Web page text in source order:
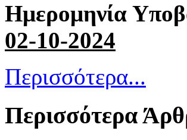
Ημερομηνία
02-10-2024
Περισσότερα...
Περισσότερα